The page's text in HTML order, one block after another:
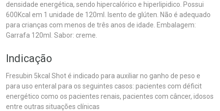
densidade energética, sendo hipercalórico e hiperlipidico. Possui
600Kcal em 1 unidade de 120ml. Isento de glúten. Não é adequado
para crianças com menos de três anos de idade. Embalagem:
Garrafa 120ml. Sabor: creme.
Indicação
Fresubin 5kcal Shot é indicado para auxiliar no ganho de peso e
para uso enteral para os seguintes casos: pacientes com déficit
energético como os pacientes renais, pacientes com câncer, idosos
entre outras situações clínicas